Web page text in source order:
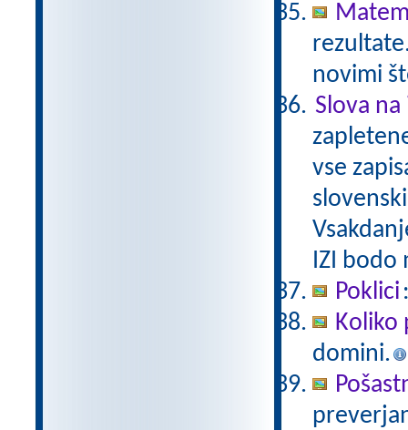
novimi
Slova na
vse
IZI bodo
Poklici
Koliko
domini.